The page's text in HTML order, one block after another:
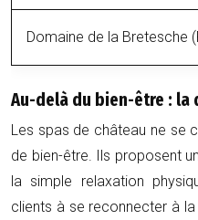
Domaine de la Bretesche
Au-delà du bien-être : la
Les spas de château ne se
de bien-être. Ils proposent
la simple relaxation
clients à se reconnecter à